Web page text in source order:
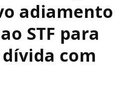
adiamento
STF para
com